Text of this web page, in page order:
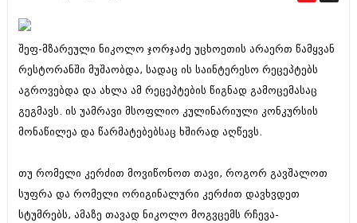
ინტერვიუები
ამბები
მოდა + დიზაინი
რელიგია
მოდი, ვილაპარაკოთ
მოდა + დიზაინი
რელიგია
მედიცინა
სპორტი
კადრს მიღმა
შეფ-მზარეული ნიკოლო ჯორჯაძე უცხოეთის არაერთ წამყვან
რესტორანში მუშაობდა, სადაც ის საინტერესო რეცეპტებს
აგროვებდა და ახლა ამ რეცეპტების წიგნად გამოცემასაც
გეგმავს. ის უამრავი მსოფლიო კულინარიული კონკურსის
მონაწილეა და წარმატებებსაც ხშირად აღწევს.
თუ რომელი კერძით მოვიწონოთ თავი, როგორ გავშალოთ
სუფრა და რომელი ორიგინალური კერძით დავხვდეთ
სტუმრებს, ამაზე თავად ნიკოლო მოგვცემს რჩევა-